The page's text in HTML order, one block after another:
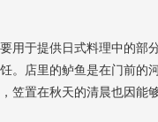
用于提供日式料理中的部
。店里的鲈鱼是在门前的
笠置在秋天的清晨也因能